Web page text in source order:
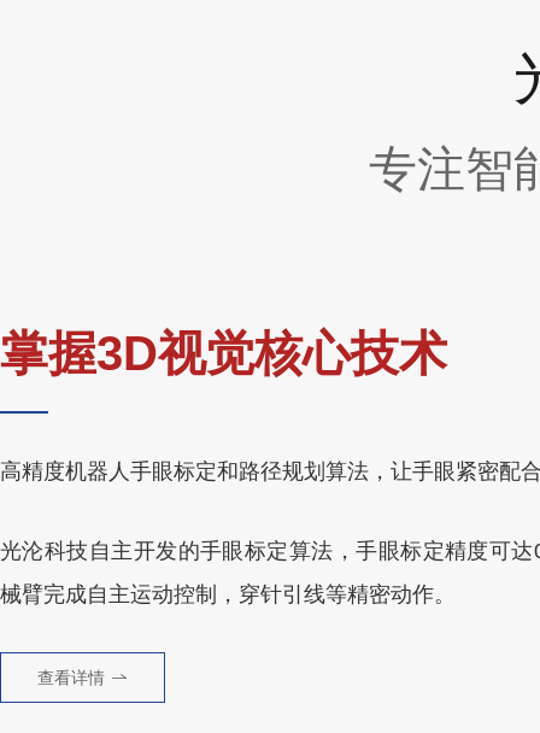
专注智
掌握3D视觉核心技术
高精度机器人手眼标定和路径规划算法，让手眼紧密配
光沦科技自主开发的手眼标定算法，手眼标定精度可
械臂完成自主运动控制，穿针引线等精密动作。
查看详情